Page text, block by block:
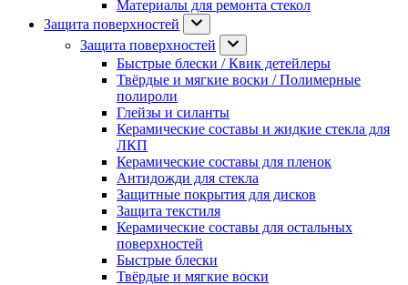
Материалы для ремонта стекол
Защита поверхностей
Защита поверхностей
Быстрые блески / Квик детейлеры
Твёрдые и мягкие воски / Полимерные
полироли
Глейзы и силанты
Керамические составы и жидкие стекла для
ЛКП
Керамические составы для пленок
Антидожди для стекла
Защитные покрытия для дисков
Защита текстиля
Керамические составы для остальных
поверхностей
Быстрые блески
Твёрдые и мягкие воски